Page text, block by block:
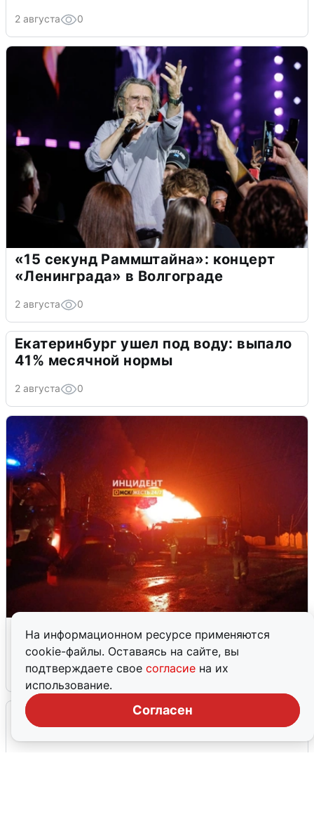
На информационном ресурсе применяются
cookie-файлы. Оставаясь на сайте, вы
подтверждаете свое согласие на их
использование.
Согласен
2 августа 0
«15 секунд Раммштайна»: концерт
«Ленинграда» в Волгограде
2 августа 0
Екатеринбург ушел под воду: выпало
41% месячной нормы
2 августа 0
В Омске после грозы вспыхнули
дома: видео последствий
2 августа 0
Очевидцы сообщили о черном дыме в
Новосемейкино